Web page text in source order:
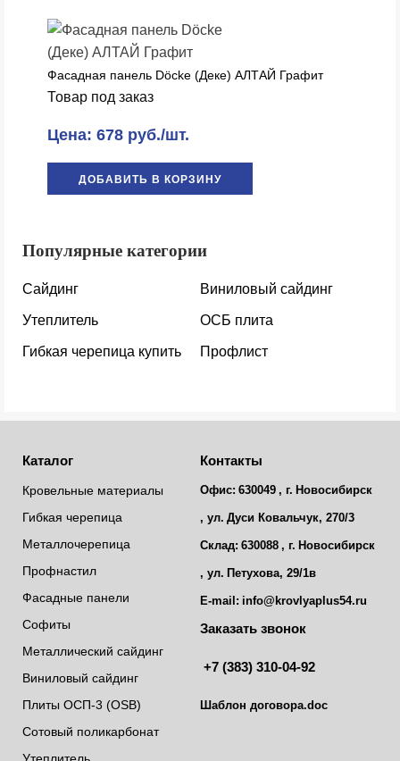
Фасадная панель Döcke (Деке) АЛТАЙ Графит
Товар под заказ
Цена: 678 руб./шт.
ДОБАВИТЬ В КОРЗИНУ
Популярные категории
Сайдинг Виниловый сайдинг
Утеплитель ОСБ плита
Гибкая черепица купить Профлист
Каталог
Кровельные материалы
Гибкая черепица
Металлочерепица
Профнастил
Фасадные панели
Софиты
Металлический сайдинг
Виниловый сайдинг
Плиты ОСП-3 (OSB)
Сотовый поликарбонат
Контакты
Офис: 630049 , г. Новосибирск
, ул. Дуси Ковальчук, 270/3
Склад: 630088 , г. Новосибирск
, ул. Петухова, 29/1в
E-mail: info@krovlyaplus54.ru
Заказать звонок
+7 (383) 310-04-92
Шаблон договора.doc